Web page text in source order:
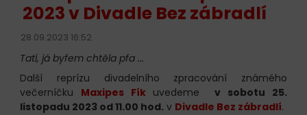
2023 v Divadle Bez zábradlí
28.09.2023 16:52
Tatí, já byfem chtěla pfa ...
Další reprízu divadelního zpracování známého
večerníčku Maxipes Fík uvedeme
v sobotu 25.
listopadu 2023 od 11.00 hod. v Divadle Bez zábradlí.